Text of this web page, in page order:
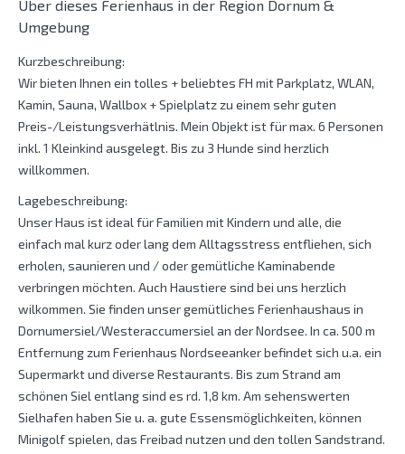
Über dieses Ferienhaus in der Region Dornum &
Umgebung
Kurzbeschreibung:
Wir bieten Ihnen ein tolles + beliebtes FH mit Parkplatz, WLAN,
Kamin, Sauna, Wallbox + Spielplatz zu einem sehr guten
Preis-/Leistungsverhätlnis. Mein Objekt ist für max. 6 Personen
inkl. 1 Kleinkind ausgelegt. Bis zu 3 Hunde sind herzlich
willkommen.
Lagebeschreibung:
Unser Haus ist ideal für Familien mit Kindern und alle, die
einfach mal kurz oder lang dem Alltagsstress entfliehen, sich
erholen, saunieren und / oder gemütliche Kaminabende
verbringen möchten. Auch Haustiere sind bei uns herzlich
wilkommen. Sie finden unser gemütliches Ferienhaushaus in
Dornumersiel/Westeraccumersiel an der Nordsee. In ca. 500 m
Entfernung zum Ferienhaus Nordseeanker befindet sich u.a. ein
Supermarkt und diverse Restaurants. Bis zum Strand am
schönen Siel entlang sind es rd. 1,8 km. Am sehenswerten
Sielhafen haben Sie u. a. gute Essensmöglichkeiten, können
Minigolf spielen, das Freibad nutzen und den tollen Sandstrand.